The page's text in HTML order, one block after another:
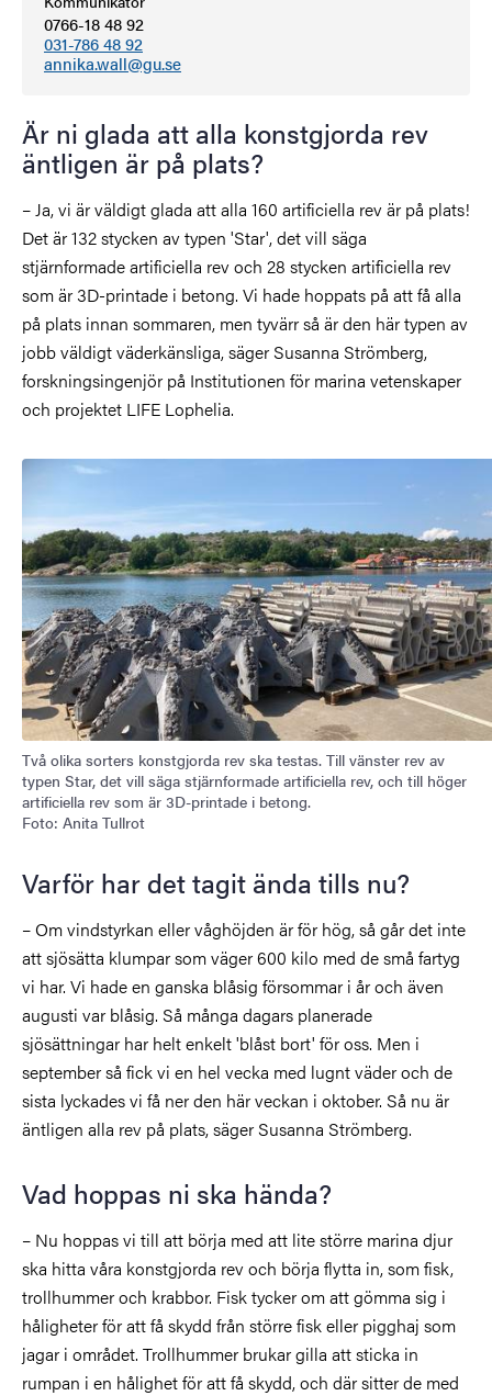
0766-18 48 92
031-786 48 92
annika.wall@gu.se
Är ni glada att alla konstgjorda rev
äntligen är på plats?
– Ja, vi är väldigt glada att alla 160 artificiella rev är på plats!
Det är 132 stycken av typen 'Star', det vill säga
stjärnformade artificiella rev och 28 stycken artificiella rev
som är 3D-printade i betong. Vi hade hoppats på att få alla
på plats innan sommaren, men tyvärr så är den här typen av
jobb väldigt väderkänsliga, säger Susanna Strömberg,
forskningsingenjör på Institutionen för marina vetenskaper
och projektet LIFE Lophelia.
Bild
Två olika sorters konstgjorda rev ska testas. Till vänster rev av
typen Star, det vill säga stjärnformade artificiella rev, och till höger
artificiella rev som är 3D-printade i betong.
Foto: Anita Tullrot
Varför har det tagit ända tills nu?
– Om vindstyrkan eller våghöjden är för hög, så går det inte
att sjösätta klumpar som väger 600 kilo med de små fartyg
vi har. Vi hade en ganska blåsig försommar i år och även
augusti var blåsig. Så många dagars planerade
sjösättningar har helt enkelt 'blåst bort' för oss. Men i
september så fick vi en hel vecka med lugnt väder och de
sista lyckades vi få ner den här veckan i oktober. Så nu är
äntligen alla rev på plats, säger Susanna Strömberg.
Vad hoppas ni ska hända?
– Nu hoppas vi till att börja med att lite större marina djur
ska hitta våra konstgjorda rev och börja flytta in, som fisk,
trollhummer och krabbor. Fisk tycker om att gömma sig i
håligheter för att få skydd från större fisk eller pigghaj som
jagar i området. Trollhummer brukar gilla att sticka in
rumpan i en hålighet för att få skydd, och där sitter de med